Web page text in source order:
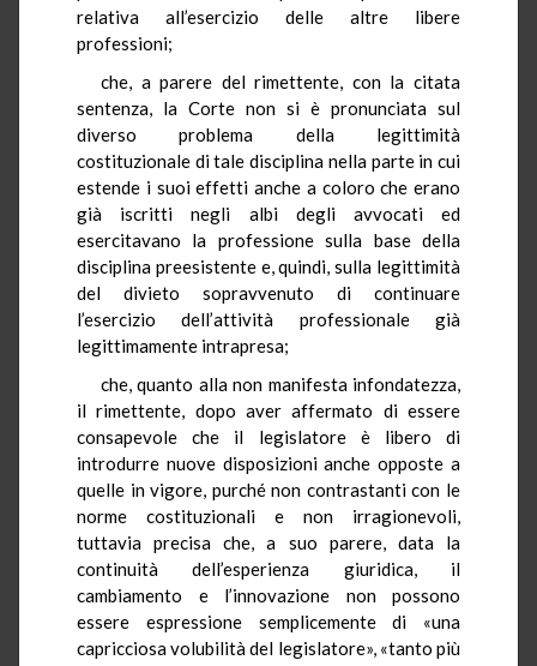
relativa all’esercizio delle altre libere
professioni;
che, a parere del rimettente, con la citata
sentenza, la Corte non si è pronunciata sul
diverso problema della legittimità
costituzionale di tale disciplina nella parte in cui
estende i suoi effetti anche a coloro che erano
già iscritti negli albi degli avvocati ed
esercitavano la professione sulla base della
disciplina preesistente e, quindi, sulla legittimità
del divieto sopravvenuto di continuare
l’esercizio dell’attività professionale già
legittimamente intrapresa;
che, quanto alla non manifesta infondatezza,
il rimettente, dopo aver affermato di essere
consapevole che il legislatore è libero di
introdurre nuove disposizioni anche opposte a
quelle in vigore, purché non contrastanti con le
norme costituzionali e non irragionevoli,
tuttavia precisa che, a suo parere, data la
continuità dell’esperienza giuridica, il
cambiamento e l’innovazione non possono
essere espressione semplicemente di «una
capricciosa volubilità del legislatore», «tanto più